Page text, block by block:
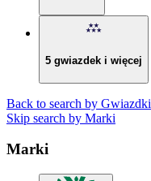
5 gwiazdek i więcej
Back to search by Gwiazdki
Skip search by Marki
Marki